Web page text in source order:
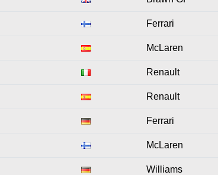
Ferrari
McLaren
Renault
Renault
Ferrari
McLaren
Williams